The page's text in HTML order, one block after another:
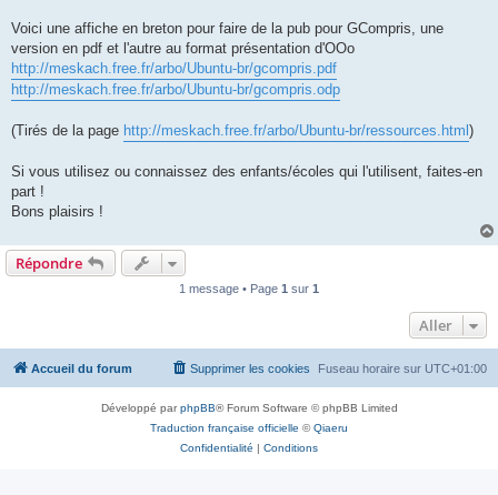
Voici une affiche en breton pour faire de la pub pour GCompris, une
version en pdf et l'autre au format présentation d'OOo
http://meskach.free.fr/arbo/Ubuntu-br/gcompris.pdf
http://meskach.free.fr/arbo/Ubuntu-br/gcompris.odp
(Tirés de la page http://meskach.free.fr/arbo/Ubuntu-br/ressources.html )
Si vous utilisez ou connaissez des enfants/écoles qui l'utilisent, faites-en
part !
Bons plaisirs !
Répondre
1 message • Page 1 sur 1
Aller
Accueil du forum Fuseau horaire sur UTC+01:00
Supprimer les cookies
Développé parphpBB® Forum Software © phpBB Limited
Traduction française officielle ©Qiaeru
Confidentialité | Conditions